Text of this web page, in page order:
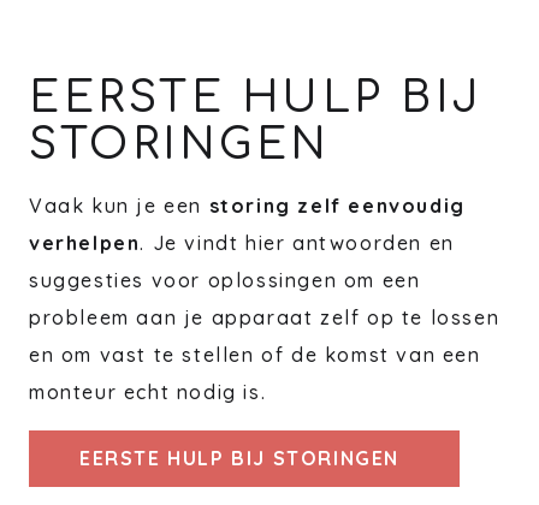
EERSTE HULP BIJ
STORINGEN
Vaak kun je een storing zelf eenvoudig
verhelpen. Je vindt hier antwoorden en
suggesties voor oplossingen om een
probleem aan je apparaat zelf op te lossen
en om vast te stellen of de komst van een
monteur echt nodig is.
EERSTE HULP BIJ STORINGEN